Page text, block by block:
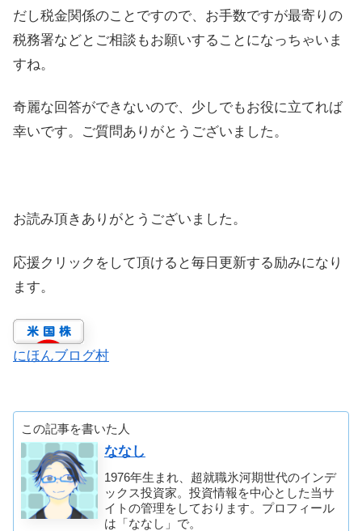
だし税金関係のことですので、お手数ですが最寄りの
税務署などとご相談もお願いすることになっちゃいま
すね。
奇麗な回答ができないので、少しでもお役に立てれば
幸いです。ご質問ありがとうございました。
お読み頂きありがとうございました。
応援クリックをして頂けると毎日更新する励みになり
ます。
にほんブログ村
この記事を書いた人
ななし
1976年生まれ、超就職氷河期世代のインデ
ックス投資家。投資情報を中心とした当サ
イトの管理をしております。プロフィール
は「ななし」で。